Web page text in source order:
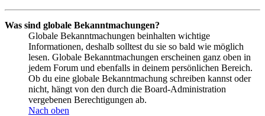
Was sind globale Bekanntmachungen?
Globale Bekanntmachungen beinhalten wichtige
Informationen, deshalb solltest du sie so bald wie möglich
lesen. Globale Bekanntmachungen erscheinen ganz oben in
jedem Forum und ebenfalls in deinem persönlichen Bereich.
Ob du eine globale Bekanntmachung schreiben kannst oder
nicht, hängt von den durch die Board-Administration
vergebenen Berechtigungen ab.
Nach oben